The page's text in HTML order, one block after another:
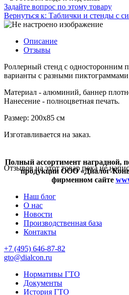
Задайте вопрос по этому товару
Вернуться к: Таблички и стенды с
Описание
Отзывы
Роллерный стенд с односторонним
варианты с разными
Материал - алюминий, баннер
Нанесение - полноцветная печать.
Размер: 200x85 см
Изготавливается на заказ.
Отзывов на этот товар пока не
Полный ассортимент наградной,
продукции ООО «Диалог-
фирменном сайте
Наш блог
О нас
Новости
Производственная база
Контакты
+7 (495) 646-87-82
gto@dialcon.ru
Нормативы ГТО
Документы
История ГТО